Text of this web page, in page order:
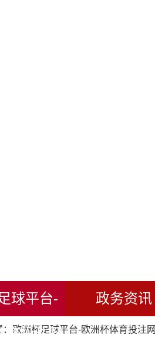
球平台-
育投注网
政务资讯
欧洲杯足球平台-欧洲杯体育投注网